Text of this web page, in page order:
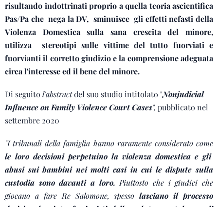
risultando indottrinati proprio a quella teoria ascientifica
Pas/Pa che nega la DV, sminuisce gli effetti nefasti della
Violenza Domestica sulla sana crescita del minore,
utilizza stereotipi sulle vittime del tutto fuorviati e
fuorvianti il corretto giudizio e la comprensione adeguata
circa l'interesse ed il bene del minore.
Di seguito l'abstractdel suo studio intitolato "Nonjudicial
Influence on Family Violence Court Cases", pubblicato nel
settembre 2020
"I tribunali della famiglia hanno raramente considerato come
le loro decisioni perpetuino la violenza domestica e gli
abusi sui bambini nei molti casi in cui le dispute sulla
custodia sono davanti a loro. Piuttosto che i giudici che
giocano a fare Re Salomone, spessolasciano il processo